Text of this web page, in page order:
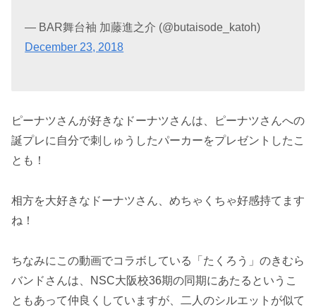
— BAR舞台袖 加藤進之介 (@butaisode_katoh)
December 23, 2018
ピーナツさんが好きなドーナツさんは、ピーナツさんへの
誕プレに自分で刺しゅうしたパーカーをプレゼントしたこ
とも！
相方を大好きなドーナツさん、めちゃくちゃ好感持てます
ね！
ちなみにこの動画でコラボしている「たくろう」のきむら
バンドさんは、NSC大阪校36期の同期にあたるというこ
ともあって仲良くしていますが、二人のシルエットが似て